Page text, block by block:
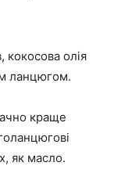
кокосова олія
ланцюгом.
краще
як масло.